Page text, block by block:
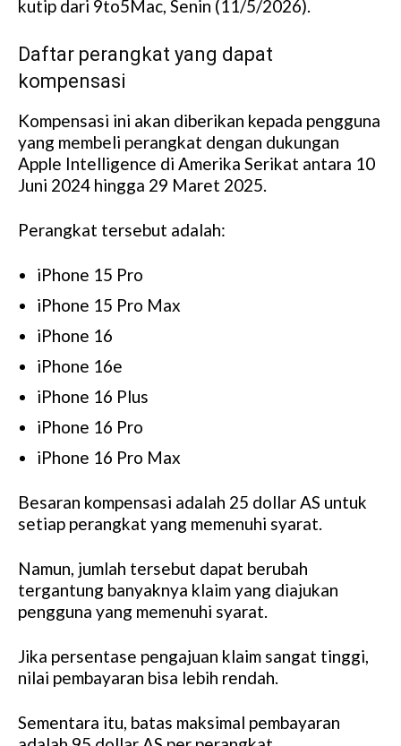
kutip dari 9to5Mac, Senin (11/5/2026).
Daftar perangkat yang dapat
kompensasi
Kompensasi ini akan diberikan kepada pengguna
yang membeli perangkat dengan dukungan
Apple Intelligence di Amerika Serikat antara 10
Juni 2024 hingga 29 Maret 2025.
Perangkat tersebut adalah:
iPhone 15 Pro
iPhone 15 Pro Max
iPhone 16
iPhone 16e
iPhone 16 Plus
iPhone 16 Pro
iPhone 16 Pro Max
Besaran kompensasi adalah 25 dollar AS untuk
setiap perangkat yang memenuhi syarat.
Namun, jumlah tersebut dapat berubah
tergantung banyaknya klaim yang diajukan
pengguna yang memenuhi syarat.
Jika persentase pengajuan klaim sangat tinggi,
nilai pembayaran bisa lebih rendah.
Sementara itu, batas maksimal pembayaran